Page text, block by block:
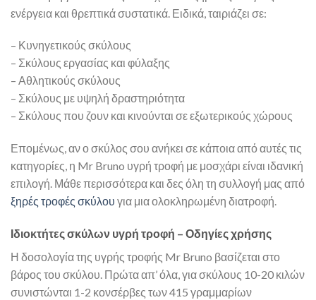
ενέργεια και θρεπτικά συστατικά. Ειδικά, ταιριάζει σε:
– Κυνηγετικούς σκύλους
– Σκύλους εργασίας και φύλαξης
– Αθλητικούς σκύλους
– Σκύλους με υψηλή δραστηριότητα
– Σκύλους που ζουν και κινούνται σε εξωτερικούς χώρους
Επομένως, αν ο σκύλος σου ανήκει σε κάποια από αυτές τις
κατηγορίες, η Mr Bruno υγρή τροφή με μοσχάρι είναι ιδανική
επιλογή. Μάθε περισσότερα και δες όλη τη συλλογή μας από
ξηρές τροφές σκύλου για μια ολοκληρωμένη διατροφή.
Ιδιοκτήτες σκύλων υγρή τροφή – Οδηγίες χρήσης
Η δοσολογία της υγρής τροφής Mr Bruno βασίζεται στο
βάρος του σκύλου. Πρώτα απ’ όλα, για σκύλους 10-20 κιλών
συνιστώνται 1-2 κονσέρβες των 415 γραμμαρίων